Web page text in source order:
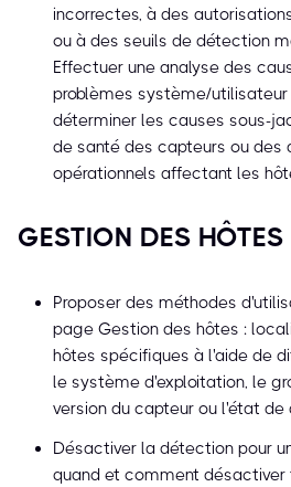
incorrectes, à des
ou à des seuils de détection
Effectuer une analyse des
problèmes système/utilisateur
déterminer les causes sous-
de santé des capteurs ou des
opérationnels affectant les
GESTION DES HÔTES
Proposer des méthodes
page Gestion des hôtes :
hôtes spécifiques à l'aide de
le système d'exploitation, le
version du capteur ou l'état de
Désactiver la détection pour
quand et comment désactiver